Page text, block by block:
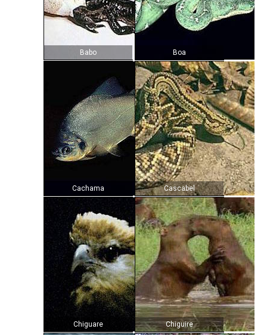
Babo Boa
Cachama Cascabel
Chiguare Chiguire